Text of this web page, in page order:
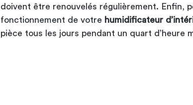
doivent être renouvelés régulièrement. Enfin,
fonctionnement de votre humidificateur
pièce tous les jours pendant un quart d’heure